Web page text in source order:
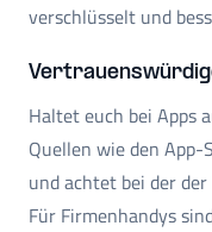
verschlüsselt und
Haltet euch bei Apps
Quellen wie den App-
und achtet bei der
Für Firmenhandys